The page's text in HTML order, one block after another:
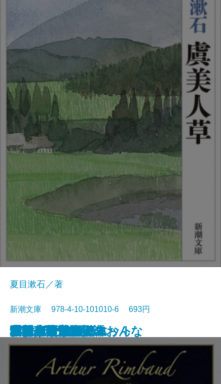
浮雲
卍(まんじ)
デミアン
車輪の下
道草
十五少年漂流記
小川未明童話集
ロミオとジュリエット
蓼喰う虫
虞美人草
夏目漱石／著
新潮文庫 978-4-10-101010-6 693円
ランボー詩集
愛する人達
津軽
猫と庄造と二人のおんな
田園の憂鬱
吉野葛・盲目物語
オセロー
ガリヴァ旅行記
ふらんす物語
ボードレール詩集